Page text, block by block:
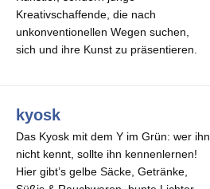
Kreativschaffende, die nach
unkonventionellen Wegen suchen,
sich und ihre Kunst zu präsentieren.
kyosk
Das Kyosk mit dem Y im Grün: wer ihn
nicht kennt, sollte ihn kennenlernen!
Hier gibt’s gelbe Säcke, Getränke,